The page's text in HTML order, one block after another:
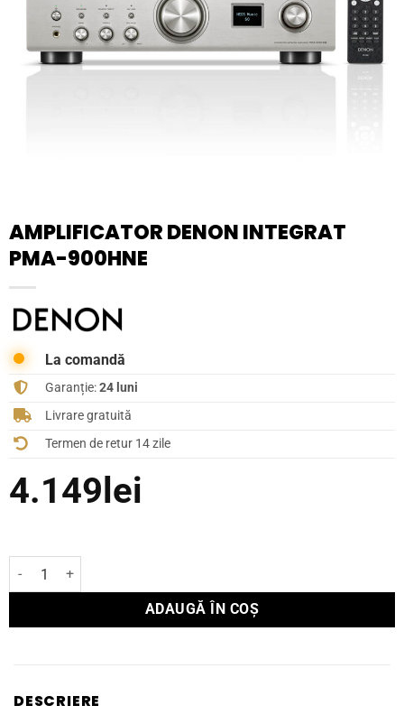
AMPLIFICATOR DENON INTEGRAT
PMA-900HNE
La comandă
Garanție:24 luni
Livrare gratuită
Termen de retur 14 zile
4.149 lei
Cantitate Amplificator Denon integrat PMA-900HNE
ADAUGĂ ÎN COȘ
DESCRIERE